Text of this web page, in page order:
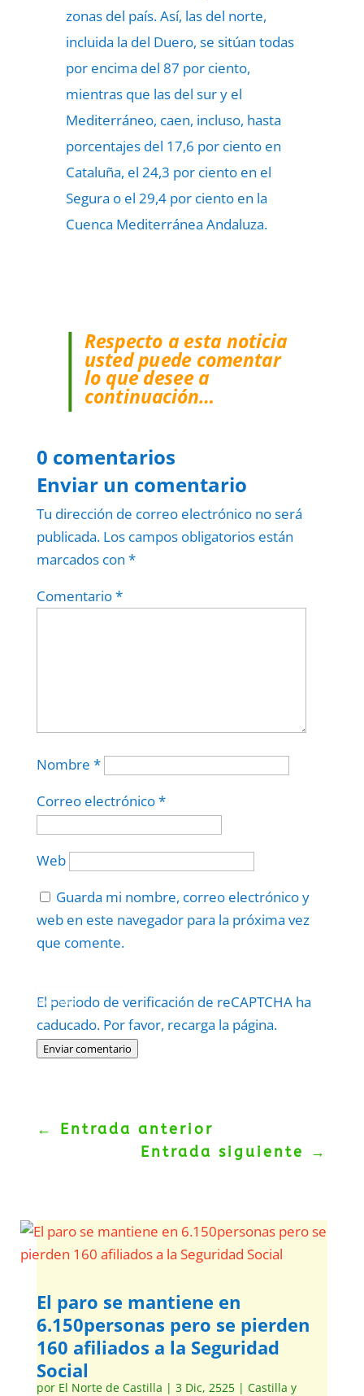
zonas del país. Así, las del norte,
incluida la del Duero, se sitúan todas
por encima del 87 por ciento,
mientras que las del sur y el
Mediterráneo, caen, incluso, hasta
porcentajes del 17,6 por ciento en
Cataluña, el 24,3 por ciento en el
Segura o el 29,4 por ciento en la
Cuenca Mediterránea Andaluza.
Respecto a esta noticia
usted puede comentar
lo que desee a
continuación…
0 comentarios
Enviar un comentario
Tu dirección de correo electrónico no será
publicada. Los campos obligatorios están
marcados con *
Comentario*
Nombre *
Correo electrónico*
Web
Guarda mi nombre, correo electrónico y
web en este navegador para la próxima vez
que comente.
El periodo de verificación de reCAPTCHA ha
caducado. Por favor, recarga la página.
Enviar comentario
Politica–Términos.
← Entrada anterior
Entrada siguiente
→
El paro se mantiene en
6.150personas pero se pierden
160 afiliados a la Seguridad
Social
por El Norte de Castilla | 3 Dic, 2525| Castilla y